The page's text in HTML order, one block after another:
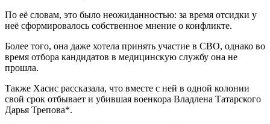
По её словам, это было неожиданностью: за время отсидки у
неё сформировалось собственное мнение о конфликте.
Более того, она даже хотела принять участие в СВО, однако во
время отбора кандидатов в медицинскую службу она не
прошла.
Также Хасис рассказала, что вместе с ней в одной колонии
свой срок отбывает и убившая военкора Владлена Татарского
Дарья Трепова*.